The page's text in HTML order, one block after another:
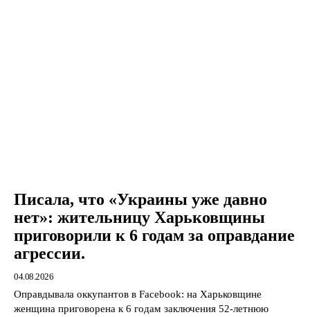
Писала, что «Украины уже давно
нет»: жительницу Харьковщины
приговорили к 6 годам за оправдание
агрессии.
04.08.2026
Оправдывала оккупантов в Facebook: на Харьковщине
женщина приговорена к 6 годам заключения 52-летнюю